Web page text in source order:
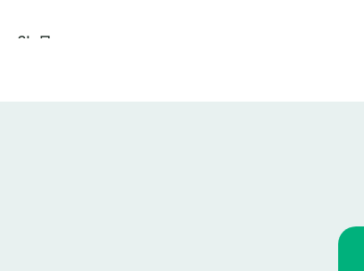
После первого класса появилось